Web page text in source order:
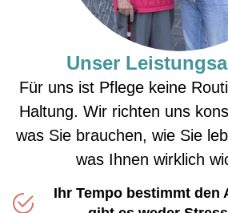
Unser
Für uns ist Pflege keine
Haltung. Wir richten uns
was Sie brauchen, wie Sie
was Ihnen wirklich
Ihr Tempo bestimmt den